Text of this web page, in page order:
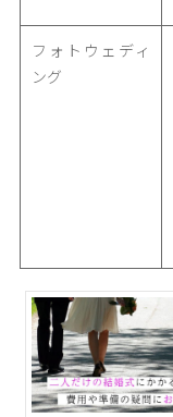
フォトウェディ
ング